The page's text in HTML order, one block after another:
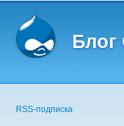
Блог
RSS-подписка